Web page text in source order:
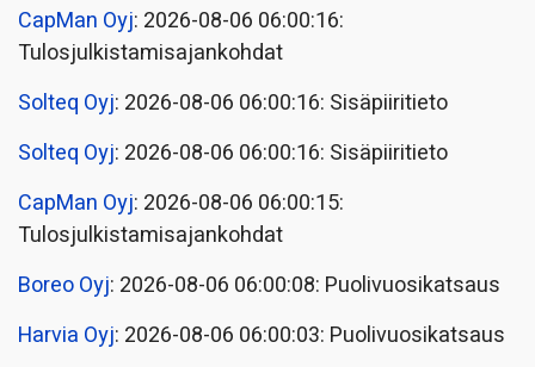
CapMan Oyj: 2026-08-06 06:00:16:
Tulosjulkistamisajankohdat
Solteq Oyj: 2026-08-06 06:00:16: Sisäpiiritieto
Solteq Oyj: 2026-08-06 06:00:16: Sisäpiiritieto
CapMan Oyj: 2026-08-06 06:00:15:
Tulosjulkistamisajankohdat
Boreo Oyj: 2026-08-06 06:00:08: Puolivuosikatsaus
Harvia Oyj: 2026-08-06 06:00:03: Puolivuosikatsaus